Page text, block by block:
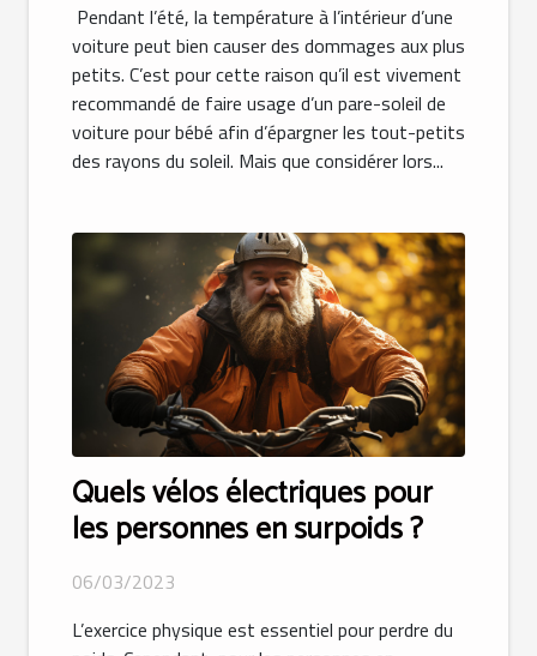
Pendant l’été, la température à l’intérieur d’une
voiture peut bien causer des dommages aux plus
petits. C’est pour cette raison qu’il est vivement
recommandé de faire usage d’un pare-soleil de
voiture pour bébé afin d’épargner les tout-petits
des rayons du soleil. Mais que considérer lors...
Quels vélos électriques pour
les personnes en surpoids ?
06/03/2023
L’exercice physique est essentiel pour perdre du